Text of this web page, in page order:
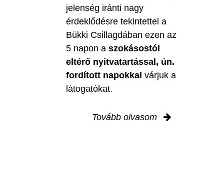
jelenség iránti nagy
érdeklődésre tekintettel a
Bükki Csillagdában ezen az
5 napon a szokásostól
eltérő nyitvatartással, ún.
fordított napokkal várjuk a
látogatókat.
Tovább olvasom